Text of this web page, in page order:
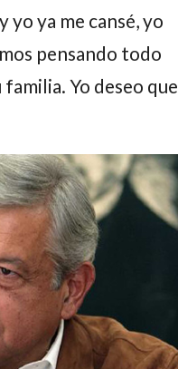
yo ya me cansé, yo
pensando todo
Yo deseo que